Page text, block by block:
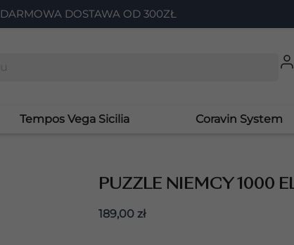
DARMOWA DOSTAWA OD 300ZŁ
Tempos Vega Sicilia Coravin System
PUZZLE NIEMCY 1000
189,00 zł